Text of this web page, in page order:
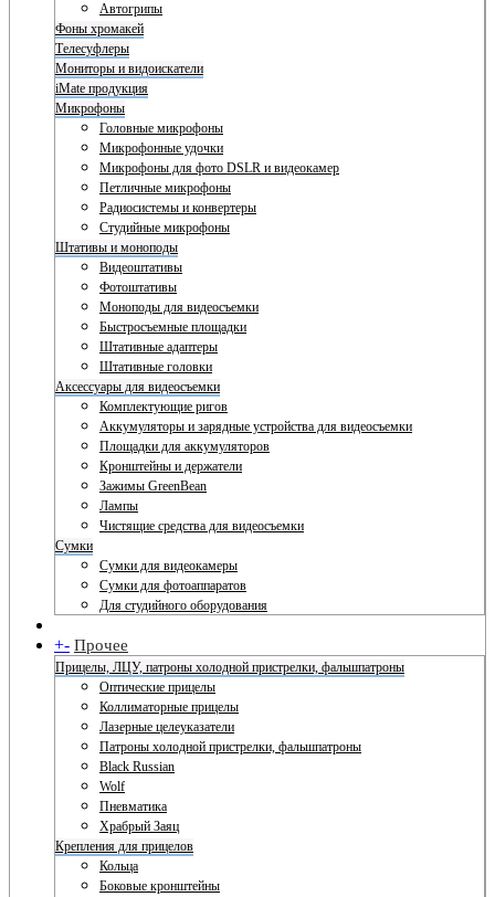
Автогрипы
Фоны хромакей
Телесуфлеры
Мониторы и видоискатели
iMate продукция
Микрофоны
Головные микрофоны
Микрофонные удочки
Микрофоны для фото DSLR и видеокамер
Петличные микрофоны
Радиосистемы и конвертеры
Студийные микрофоны
Штативы и моноподы
Видеоштативы
Фотоштативы
Моноподы для видеосъемки
Быстросъемные площадки
Штативные адаптеры
Штативные головки
Аксессуары для видеосъемки
Комплектующие ригов
Аккумуляторы и зарядные устройства для видеосъемки
Площадки для аккумуляторов
Кронштейны и держатели
Зажимы GreenBean
Лампы
Чистящие средства для видеосъемки
Сумки
Сумки для видеокамеры
Сумки для фотоаппаратов
Для студийного оборудования
+- Прочее
Прицелы, ЛЦУ, патроны холодной пристрелки, фальшпатроны
Оптические прицелы
Коллиматорные прицелы
Лазерные целеуказатели
Патроны холодной пристрелки, фальшпатроны
Black Russian
Wolf
Пневматика
Храбрый Заяц
Крепления для прицелов
Кольца
Боковые кронштейны